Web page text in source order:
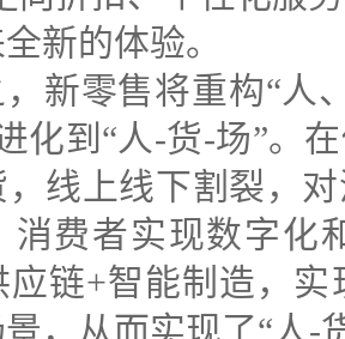
新的体验。
新零售将重构“人
化到“人-货-场”。
线上线下割裂，
消费者实现数字化
应链+智能制造，
，从而实现了“人-